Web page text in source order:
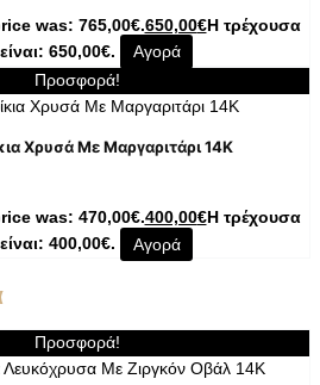
was: 765,00€.650,00€Η τρέχουσα
650,00€.
Αγορά
Προσφορά!
Χρυσά Με Μαργαριτάρι 14K
was: 470,00€.400,00€Η τρέχουσα
400,00€.
Αγορά
Προσφορά!